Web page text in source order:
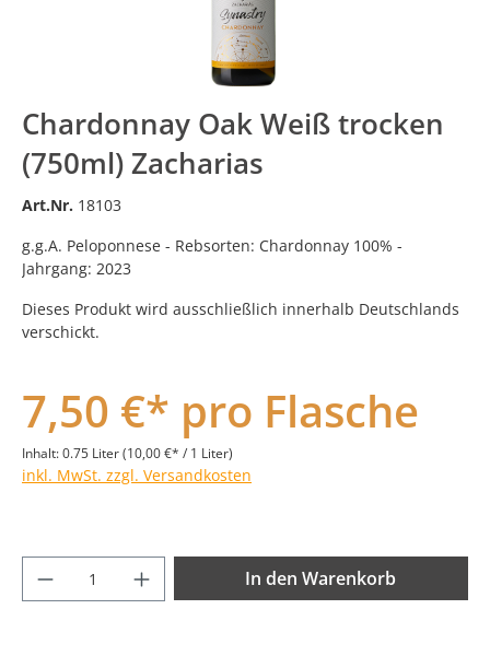
Chardonnay Oak Weiß trocken
(750ml) Zacharias
Art.Nr. 18103
g.g.A. Peloponnese - Rebsorten: Chardonnay 100% -
Jahrgang: 2023
Dieses Produkt wird ausschließlich innerhalb Deutschlands
verschickt.
7,50 €* pro Flasche
Inhalt:0.75 Liter(10,00 €* / 1 Liter)
inkl. MwSt. zzgl. Versandkosten
Produkt Anzahl: Gib den gewünschten
In den Warenkorb